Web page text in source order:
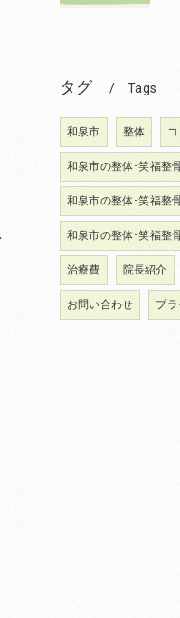
タグ Tags
和泉市 整体
和泉市の整体･笑福整
和泉市の整体･笑福整
和泉市の整体･笑福整
治療費 院長紹介
お問い合わせ プ